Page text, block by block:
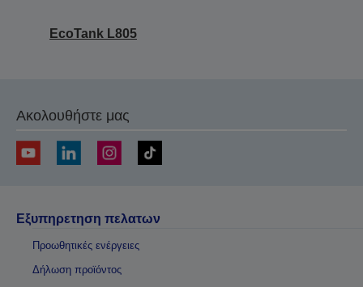
EcoTank L805
Ακολουθήστε μας
Εξυπηρετηση πελατων
Προωθητικές ενέργειες
Δήλωση προϊόντος